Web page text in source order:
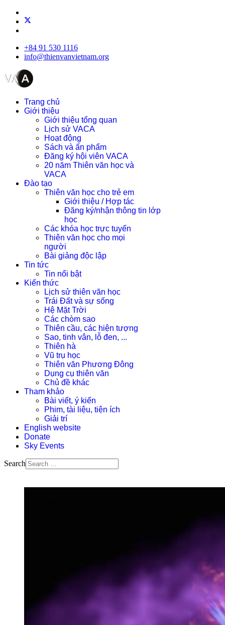
+84 91 530 1116
info@thienvanvietnam.org
Trang chủ
Giới thiệu
Giới thiệu tổng quan
Lịch sử VACA
Hoạt động
Sách và ấn phẩm
Đăng ký hội viên VACA
20 năm Thiên văn học và
VACA
Đào tạo
Thiên văn học cho trẻ em
Giới thiệu / Hợp tác
Đăng ký/nhận thông tin lớp
học
Các khóa học trực tuyến
Thiên văn học cho mọi
người
Bài giảng độc lập
Tin tức
Tin nổi bật
Kiến thức
Lịch sử thiên văn học
Trái Đất và sự sống
Hệ Mặt Trời
Các chòm sao
Thiên cầu, các hiện tượng
Sao, tinh vân, lỗ đen, ...
Thiên hà
Vũ trụ học
Thiên văn Phương Đông
Dụng cụ thiên văn
Chủ đề khác
Tham khảo
Bài viết, ý kiến
Phim, tài liệu, tiện ích
Giải trí
English website
Donate
Sky Events
Search